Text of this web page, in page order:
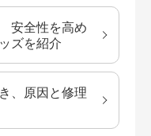
安全性を高め
ズを紹介
、原因と修理